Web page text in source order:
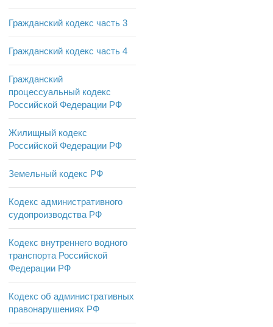
Гражданский кодекс часть 3
Гражданский кодекс часть 4
Гражданский
процессуальный кодекс
Российской Федерации РФ
Жилищный кодекс
Российской Федерации РФ
Земельный кодекс РФ
Кодекс административного
судопроизводства РФ
Кодекс внутреннего водного
транспорта Российской
Федерации РФ
Кодекс об административных
правонарушениях РФ